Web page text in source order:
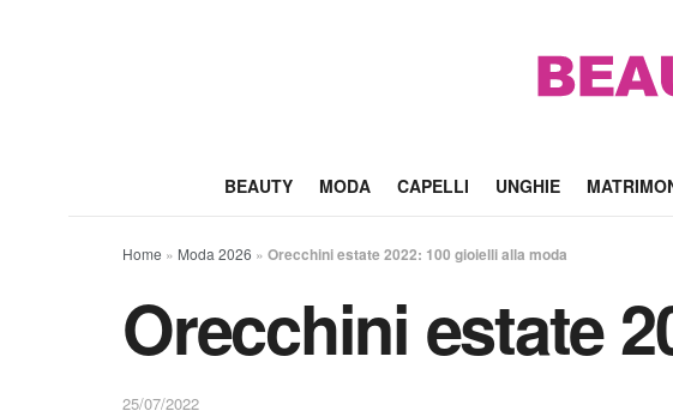
BEAUTY MODA CAPELLI UNGHIE
Home » Moda 2026 » Orecchini estate 2022: 100 gioielli alla moda
Orecchini estate
25/07/2022